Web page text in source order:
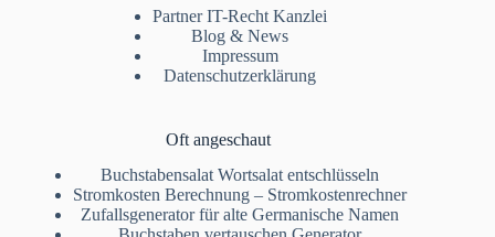
Partner IT-Recht Kanzlei
Blog & News
Impressum
Datenschutzerklärung
Oft angeschaut
Buchstabensalat Wortsalat entschlüsseln
Stromkosten Berechnung – Stromkostenrechner
Zufallsgenerator für alte Germanische Namen